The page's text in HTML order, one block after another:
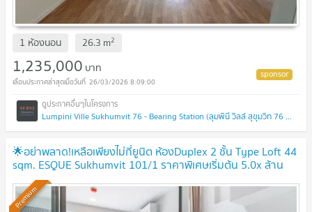
1 ห้องนอน 26.3 m2
1,235,000 บาท
26/03/2026 8:09:00
Lumpini Ville Sukhumvit 76 - Bearing Station (ลุมพินี วิลล์ สุขุมวิท 76 - แบริ่ง สเตชั่น)
🌟อย่าพลาด!เหลือเพียงไม่กี่ยูนิต ห้องDuplex 2 ชั้น Type Loft 44
sqm. ESQUE Sukhumvit 101/1 ราคาพิเศษเริ่มต้น 5.0x ล้าน
บาท พร้อมส่วนลดและของแถมมากมาย
Premium